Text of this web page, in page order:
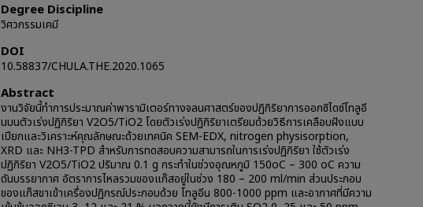
Degree Discipline
วิศวกรรมเคมี
DOI
10.58837/CHULA.THE.2020.1065
Abstract
งานวิจัยนี้ทำการประมาณค่าพารามิเตอร์ทางจลนศาสตร์ของปฏิกิริยาการออกซิไดซ์โทลูอี
นบนตัวเร่งปฏิกิริยา V2O5/TiO2 โดยตัวเร่งปฏิกิริยาเตรียมด้วยวิธีการเคลือบฝังแบบ
เปียกและวิเคราะห์คุณลักษณะด้วยเทคนิค SEM-EDX, nitrogen physisorption,
XRD และ NH3-TPD สำหรับการทดสอบความสามารถในการเร่งปฏิกิริยา ใช้ตัวเร่ง
ปฏิกิริยา V2O5/TiO2 ปริมาณ 0.1 g กระทำในช่วงอุณหภูมิ 150oC – 300 oC ความ
ดันบรรยากาศ อัตราการไหลรวมของแก๊สอยู่ในช่วง 180 – 200 ml/min ส่วนประกอบ
ของแก๊สขาเข้าเครื่องปฏิกรณ์ประกอบด้วย โทลูอีน 800-1000 ppm และอากาศที่มีความ